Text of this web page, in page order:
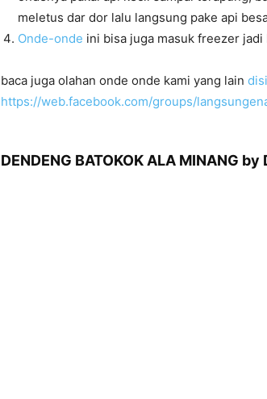
meletus dar dor lalu langsung pake api
Onde-onde ini bisa juga masuk freezer
baca juga olahan onde onde kami yang lain
https://web.facebook.com/groups/
DENDENG BATOKOK ALA MINANG